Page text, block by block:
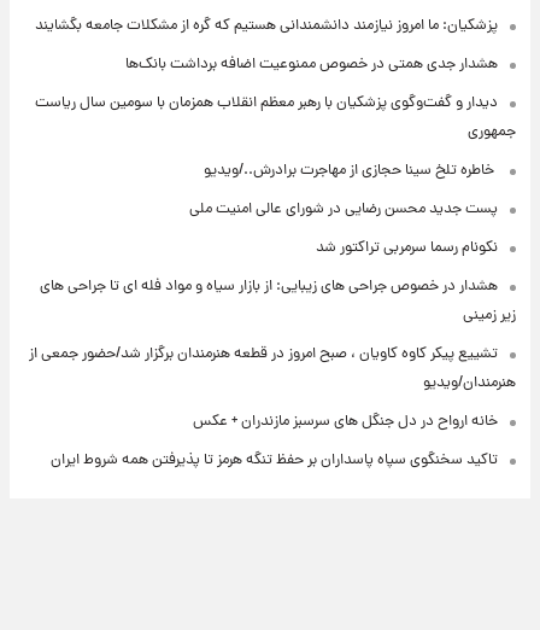
پزشکیان: ما امروز نیازمند دانشمندانی هستیم که گره از مشکلات جامعه بگشایند
هشدار جدی همتی در خصوص ممنوعیت اضافه ‌برداشت بانک‌ها
دیدار و گفت‌وگوی پزشکیان با رهبر معظم انقلاب همزمان با سومین سال ریاست
جمهوری
⁨ خاطره تلخ سینا حجازی از مهاجرت برادرش../ویدیو
پست جدید محسن رضایی در شورای عالی امنیت ملی
نکونام رسما سرمربی تراکتور شد
هشدار در خصوص جراحی های زیبایی: از بازار سیاه و مواد فله ای تا جراحی های
زیر زمینی
تشییع پیکر کاوه کاویان ، صبح امروز در قطعه هنرمندان برگزار شد/حضور جمعی از
هنرمندان/ویدیو
خانه ارواح در دل جنگل های سرسبز مازندران + عکس
تاکید سخنگوی سپاه پاسداران بر حفظ تنگه هرمز تا پذیرفتن همه شروط ایران